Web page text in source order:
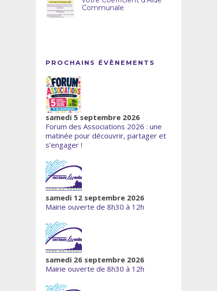
Communale
PROCHAINS ÉVÈNEMENTS
samedi 5 septembre 2026
Forum des Associations 2026 : une
matinée pour découvrir, partager et
s’engager !
samedi 12 septembre 2026
Mairie ouverte de 8h30 à 12h
samedi 26 septembre 2026
Mairie ouverte de 8h30 à 12h